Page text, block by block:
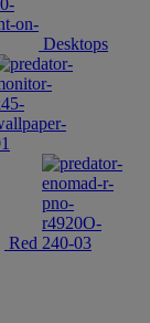
Desktops
Red